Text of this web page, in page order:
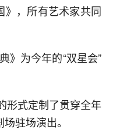
》，所有艺术家共同
》为今年的“双星会”
形式定制了贯穿全年
驻场演出。